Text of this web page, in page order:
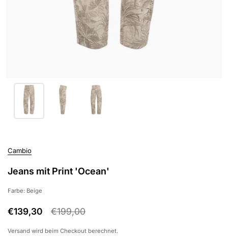
Cambio
Jeans mit Print 'Ocean'
Farbe: Beige
€139,30 €199,00
Versand wird beim Checkout berechnet.